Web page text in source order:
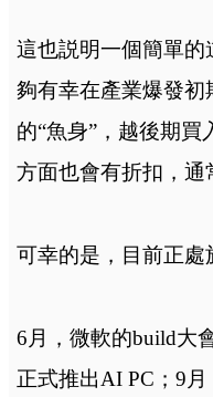
這也説明一個簡單
夠有幸在產業爆發
的“魚身”，越後期買
方面也會有折扣，通
可幸的是，目前正處
6月，微軟的build大
正式推出AI PC；9